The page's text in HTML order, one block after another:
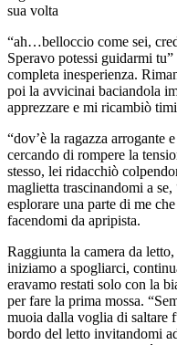
sua volta
“ah…belloccio come sei,
Speravo potessi guidarmi
completa inesperienza.
poi la avvicinai baciandola
apprezzare e mi ricambiò
“dov’è la ragazza arrogante
cercando di rompere la
stesso, lei ridacchiò
maglietta trascinandomi a
esplorare una parte di me
facendomi da apripista.
Raggiunta la camera da
iniziamo a spogliarci,
eravamo restati solo con la
per fare la prima mossa.
muoia dalla voglia di saltare
bordo del letto invitandomi